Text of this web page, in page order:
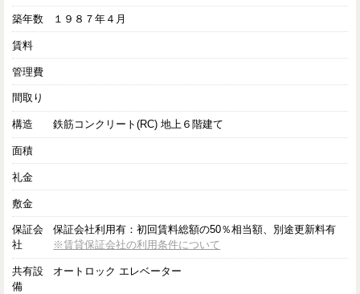
築年数 １９８７年４月
賃料
管理費
間取り
構造 鉄筋コンクリート(RC) 地上６階建て
面積
礼金
敷金
保証会
社
保証会社利用有：初回賃料総額の50％相当額、別途更新料有
※賃貸保証会社の利用条件について
共有設
備
オートロック エレベーター